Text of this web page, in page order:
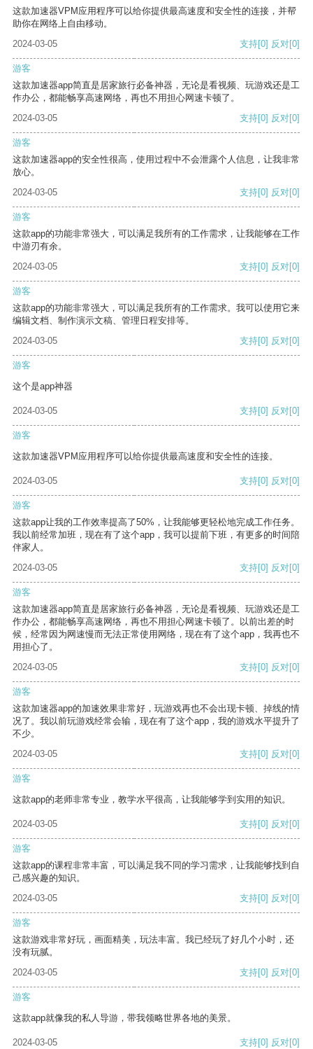
这款加速器VPM应用程序可以给你提供最高速度和安全性的连接，并帮
助你在网络上自由移动。
2024-03-05
支持[0] 反对[0]
游客
这款加速器app简直是居家旅行必备神器，无论是看视频、玩游戏还是工
作办公，都能畅享高速网络，再也不用担心网速卡顿了。
2024-03-05
支持[0] 反对[0]
游客
这款加速器app的安全性很高，使用过程中不会泄露个人信息，让我非常
放心。
2024-03-05
支持[0] 反对[0]
游客
这款app的功能非常强大，可以满足我所有的工作需求，让我能够在工作
中游刃有余。
2024-03-05
支持[0] 反对[0]
游客
这款app的功能非常强大，可以满足我所有的工作需求。我可以使用它来
编辑文档、制作演示文稿、管理日程安排等。
2024-03-05
支持[0] 反对[0]
游客
这个是app神器
2024-03-05 支持[0] 反对[0]
游客
这款加速器VPM应用程序可以给你提供最高速度和安全性的连接。
2024-03-05 支持[0] 反对[0]
游客
这款app让我的工作效率提高了50%，让我能够更轻松地完成工作任务。
我以前经常加班，现在有了这个app，我可以提前下班，有更多的时间陪
伴家人。
2024-03-05
支持[0] 反对[0]
游客
这款加速器app简直是居家旅行必备神器，无论是看视频、玩游戏还是工
作办公，都能畅享高速网络，再也不用担心网速卡顿了。以前出差的时
候，经常因为网速慢而无法正常使用网络，现在有了这个app，我再也不
用担心了。
2024-03-05
支持[0] 反对[0]
游客
这款加速器app的加速效果非常好，玩游戏再也不会出现卡顿、掉线的情
况了。我以前玩游戏经常会输，现在有了这个app，我的游戏水平提升了
不少。
2024-03-05
支持[0] 反对[0]
游客
这款app的老师非常专业，教学水平很高，让我能够学到实用的知识。
2024-03-05 支持[0] 反对[0]
游客
这款app的课程非常丰富，可以满足我不同的学习需求，让我能够找到自
己感兴趣的知识。
2024-03-05
支持[0] 反对[0]
游客
这款游戏非常好玩，画面精美，玩法丰富。我已经玩了好几个小时，还
没有玩腻。
2024-03-05
支持[0] 反对[0]
游客
这款app就像我的私人导游，带我领略世界各地的美景。
2024-03-05 支持[0] 反对[0]